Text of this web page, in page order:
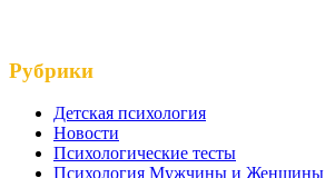
Рубрики
Детская психология
Новости
Психологические тесты
Психология Мужчины и Женщины